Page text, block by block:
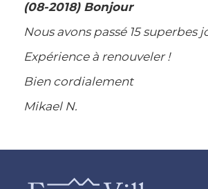
(08-2018) Bonjour
Nous avons passé 15
Expérience à renouveler !
Bien cordialement
Mikael N.